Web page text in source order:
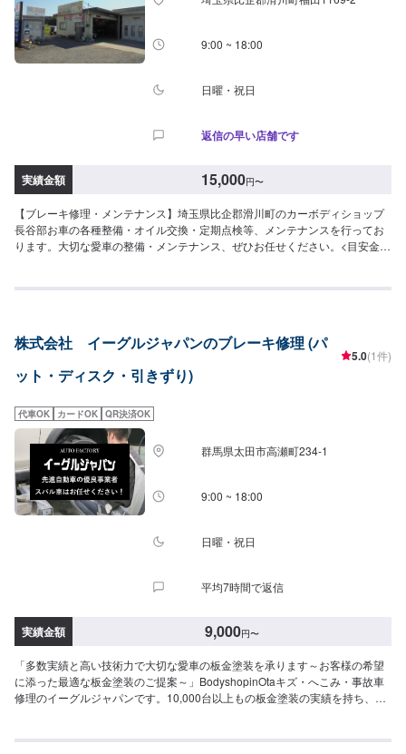
ら５分入庫の際はお気をつけてお越しください。駐車スペースは工場前の空
いているスペースに駐車してください。受付はスタッフへ「メンテモで予約
しました」とお伝えください。ご案内いたします。【定休日・営業時間】定
休日：日曜日営業時間：9:00~19:00
9:00 ~ 18:00
日曜・祝日
返信の早い店舗です
実績金額 15,000円〜
【ブレーキ修理・メンテナンス】埼玉県比企郡滑川町のカーボディショップ
長谷部お車の各種整備・オイル交換・定期点検等、メンテナンスを行ってお
ります。大切な愛車の整備・メンテナンス、ぜひお任せください。<目安金額
応しておりますので「他のお店では断られてしまった…」という方はお気軽
株式会社 イーグルジャパンのブレーキ修理 (パ
ット・ディスク・引きずり)
5.0(1件)
代車OK カードOK QR決済OK
群馬県太田市高瀬町234-1
9:00 ~ 18:00
日曜・祝日
平均7時間で返信
実績金額 9,000円〜
「多数実績と高い技術力で大切な愛車の板金塗装を承ります～お客様の希望
に添った最適な板金塗装のご提案～」BodyshopinOtaキズ・へこみ・事故車
修理のイーグルジャパンです。10,000台以上もの板金塗装の実績を持ち、太
にお客様の大切な思い出を乗せた日常を彩る大切な相棒であり、熟練の職人